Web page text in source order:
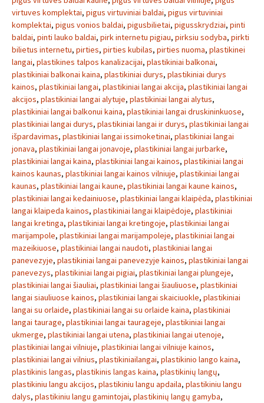
virtuves komplektai, pigus virtuviniai baldai, pigus virtuviniai
komplektai, pigus vonios baldai, pigusbilietai, pigusskrydziai, pinti
baldai, pinti lauko baldai, pirk internetu pigiau, pirksiu sodyba, pirkti
bilietus internetu, pirties, pirties kubilas, pirties nuoma, plastikinei
langai, plastikines talpos kanalizacijai, plastikiniai balkonai,
plastikiniai balkonai kaina, plastikiniai durys, plastikiniai durys
kainos, plastikiniai langai, plastikiniai langai akcija, plastikiniai langai
akcijos, plastikiniai langai alytuje, plastikiniai langai alytus,
plastikiniai langai balkonui kaina, plastikiniai langai druskininkuose,
plastikiniai langai durys, plastikiniai langai ir durys, plastikiniai langai
išpardavimas, plastikiniai langai issimoketinai, plastikiniai langai
jonava, plastikiniai langai jonavoje, plastikiniai langai jurbarke,
plastikiniai langai kaina, plastikiniai langai kainos, plastikiniai langai
kainos kaunas, plastikiniai langai kainos vilniuje, plastikiniai langai
kaunas, plastikiniai langai kaune, plastikiniai langai kaune kainos,
plastikiniai langai kedainiuose, plastikiniai langai klaipėda, plastikiniai
langai klaipeda kainos, plastikiniai langai klaipėdoje, plastikiniai
langai kretinga, plastikiniai langai kretingoje, plastikiniai langai
marijampole, plastikiniai langai marijampoleje, plastikiniai langai
mazeikiuose, plastikiniai langai naudoti, plastikiniai langai
panevezyje, plastikiniai langai panevezyje kainos, plastikiniai langai
panevezys, plastikiniai langai pigiai, plastikiniai langai plungeje,
plastikiniai langai šiauliai, plastikiniai langai šiauliuose, plastikiniai
langai siauliuose kainos, plastikiniai langai skaiciuokle, plastikiniai
langai su orlaide, plastikiniai langai su orlaide kaina, plastikiniai
langai taurage, plastikiniai langai taurageje, plastikiniai langai
ukmerge, plastikiniai langai utena, plastikiniai langai utenoje,
plastikiniai langai vilniuje, plastikiniai langai vilniuje kainos,
plastikiniai langai vilnius, plastikiniailangai, plastikinio lango kaina,
plastikinis langas, plastikinis langas kaina, plastikinių langų,
plastikiniu langu akcijos, plastikiniu langu apdaila, plastikiniu langu
dalys, plastikiniu langu gamintojai, plastikinių langų gamyba,